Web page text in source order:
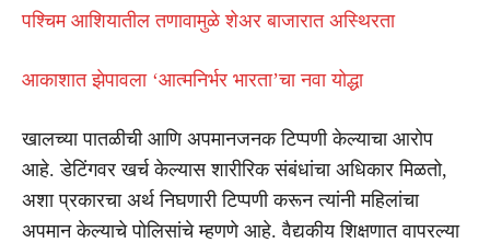
पश्चिम आशियातील तणावामुळे शेअर बाजारात अस्थिरता
आकाशात झेपावला ‘आत्मनिर्भर भारता’चा नवा योद्धा
खालच्या पातळीची आणि अपमानजनक टिप्पणी केल्याचा आरोप
आहे. डेटिंगवर खर्च केल्यास शारीरिक संबंधांचा अधिकार मिळतो,
अशा प्रकारचा अर्थ निघणारी टिप्पणी करून त्यांनी महिलांचा
अपमान केल्याचे पोलिसांचे म्हणणे आहे. वैद्यकीय शिक्षणात वापरल्या